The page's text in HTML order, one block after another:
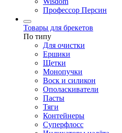
Профессор Персин
Товары для брекетов
По типу
Для очистки
Ершики
Щетки
Монопучки
Воск и силикон
Ополаскиватели
Пасты
Тяги
Контейнеры
Суперфлосс